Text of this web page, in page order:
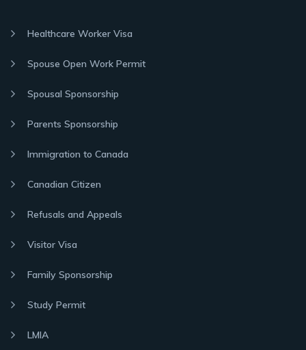
Healthcare Worker Visa
Spouse Open Work Permit
Spousal Sponsorship
Parents Sponsorship
Immigration to Canada
Canadian Citizen
Refusals and Appeals
Visitor Visa
Family Sponsorship
Study Permit
LMIA